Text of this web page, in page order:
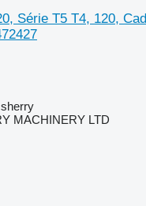
Série T5 T4, 120,
MACHINERY LTD